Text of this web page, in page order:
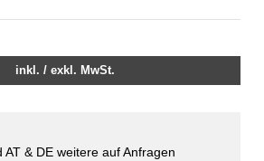
inkl. / exkl. MwSt.
AT & DE weitere auf Anfragen